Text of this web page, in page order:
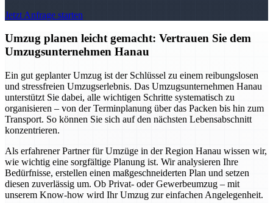
Jetzt Anfrage starten
Umzug planen leicht gemacht: Vertrauen Sie dem
Umzugsunternehmen Hanau
Ein gut geplanter Umzug ist der Schlüssel zu einem reibungslosen
und stressfreien Umzugserlebnis. Das Umzugsunternehmen Hanau
unterstützt Sie dabei, alle wichtigen Schritte systematisch zu
organisieren – von der Terminplanung über das Packen bis hin zum
Transport. So können Sie sich auf den nächsten Lebensabschnitt
konzentrieren.
Als erfahrener Partner für Umzüge in der Region Hanau wissen wir,
wie wichtig eine sorgfältige Planung ist. Wir analysieren Ihre
Bedürfnisse, erstellen einen maßgeschneiderten Plan und setzen
diesen zuverlässig um. Ob Privat- oder Gewerbeumzug – mit
unserem Know-how wird Ihr Umzug zur einfachen Angelegenheit.